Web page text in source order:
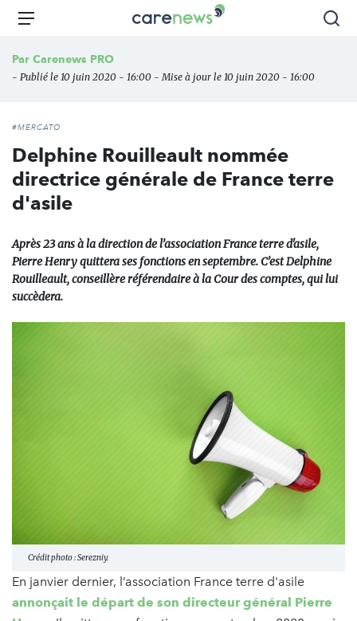
Aller
principal
Carenews,
des
Menu
Par Carenews PRO
- Publié le 10 juin 2020 - 16:00 - Mise à jour le 10 juin 2020 - 16:00
#MERCATO
Delphine Rouilleault nommée
directrice générale de France terre
d'asile
Après 23 ans à la direction de l’association France terre d'asile,
Pierre Henry quittera ses fonctions en septembre. C’est Delphine
Rouilleault, conseillère référendaire à la Cour des comptes, qui lui
succèdera.
Crédit photo : Serezniy.
En janvier dernier, l’association France terre d'asile
annonçait le départ de son directeur général Pierre